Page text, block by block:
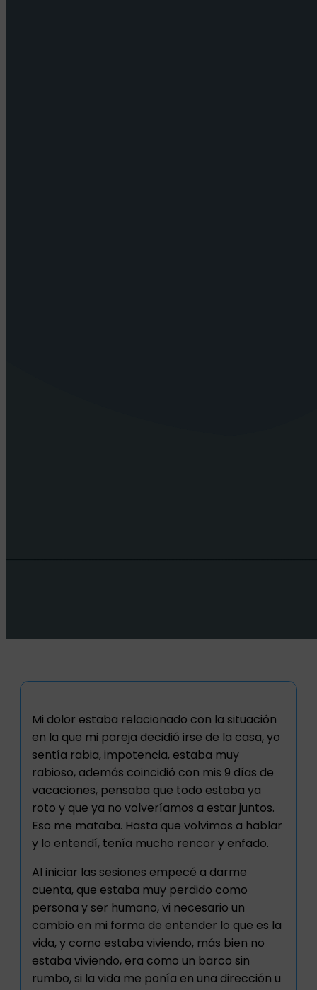
Mi dolor estaba relacionado con la situación
en la que mi pareja decidió irse de la casa, yo
sentía rabia, impotencia, estaba muy
rabioso, además coincidió con mis 9 días de
vacaciones, pensaba que todo estaba ya
roto y que ya no volveríamos a estar juntos.
Eso me mataba. Hasta que volvimos a hablar
y lo entendí, tenía mucho rencor y enfado.
Al iniciar las sesiones empecé a darme
cuenta, que estaba muy perdido como
persona y ser humano, vi necesario un
cambio en mi forma de entender lo que es la
vida, y como estaba viviendo, más bien no
estaba viviendo, era como un barco sin
rumbo, si la vida me ponía en una dirección u